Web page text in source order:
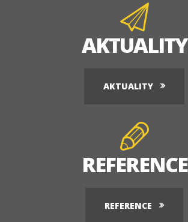
AKTUALITY
AKTUALITY
REFERENCE
REFERENCE